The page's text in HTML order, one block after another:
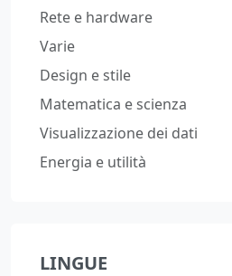
Rete e hardware
Varie
Design e stile
Matematica e scienza
Visualizzazione dei dati
Energia e utilità
LINGUE